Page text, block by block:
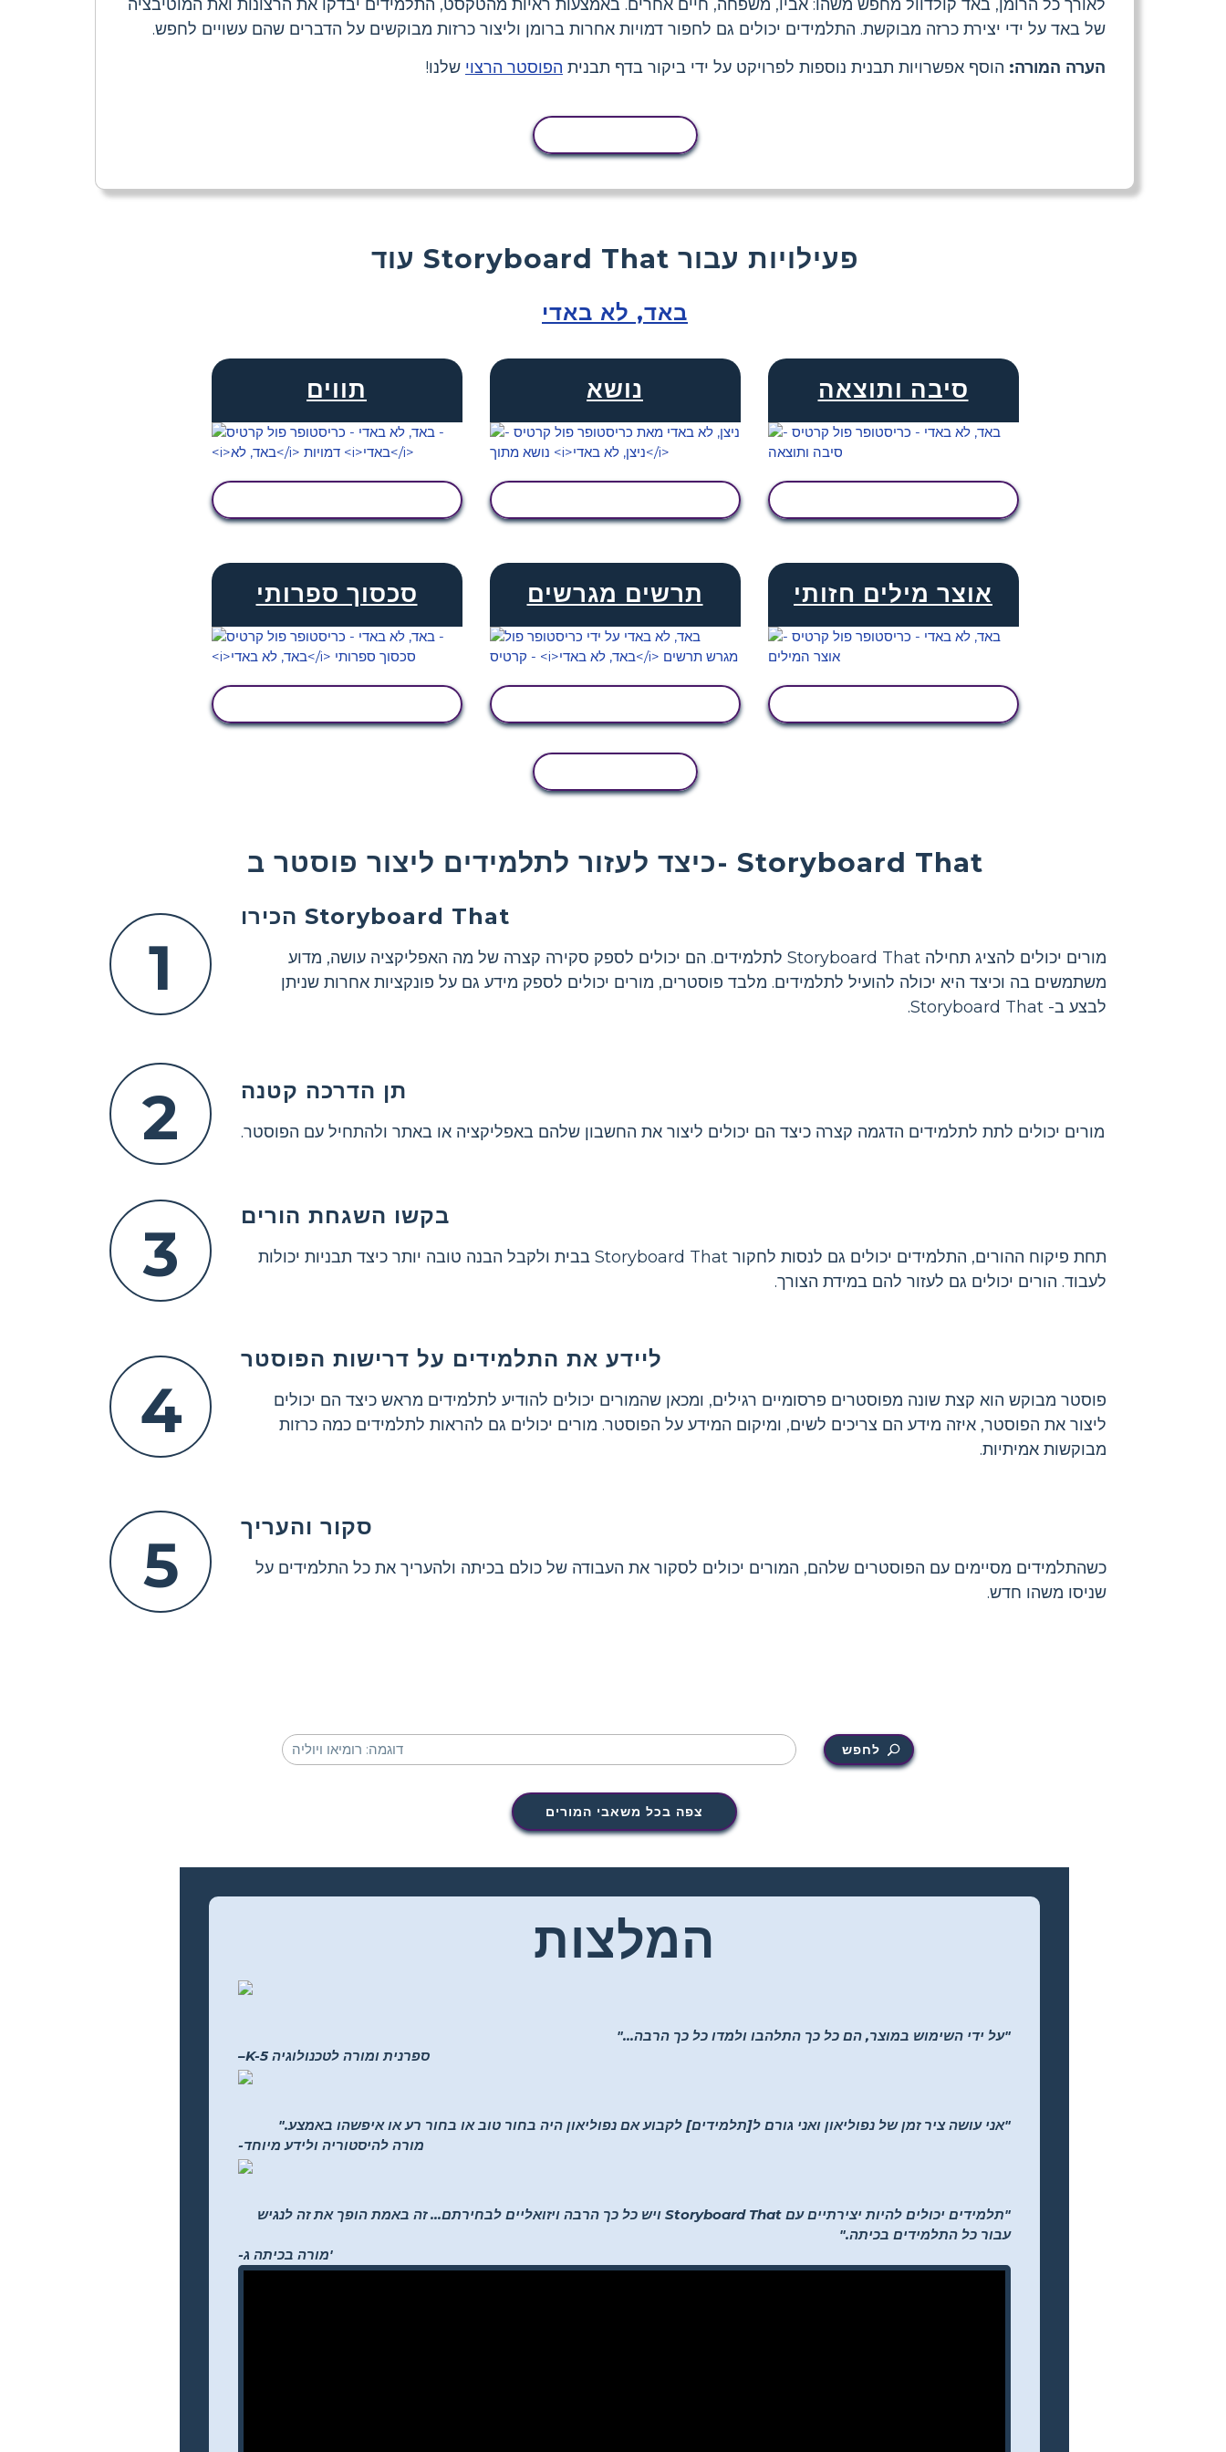
לאורך כל הרומן, באד קולדוול מחפש משהו: אביו, משפחה, חיים אחרים. באמצעות ראיות מהטקסט, התלמידים יבדקו את הרצונות ואת המוטיבציה
של באד על ידי יצירת כרזה מבוקשת. התלמידים יכולים גם לחפור דמויות אחרות ברומן וליצור כרזות מבוקשים על הדברים שהם עשויים לחפש.
הערה המורה: הוסף אפשרויות תבנית נוספות לפרויקט על ידי ביקור בדף תבנית הפוסטר הרצוי שלנו!
כיצד לעזור לתלמידים ליצור פוסטר ב- Storyboard That
1
הכירו Storyboard That
מורים יכולים להציג תחילה Storyboard That לתלמידים. הם יכולים לספק סקירה קצרה של מה האפליקציה עושה, מדוע
משתמשים בה וכיצד היא יכולה להועיל לתלמידים. מלבד פוסטרים, מורים יכולים לספק מידע גם על פונקציות אחרות שניתן
לבצע ב- Storyboard That.
2 תן הדרכה קטנה
מורים יכולים לתת לתלמידים הדגמה קצרה כיצד הם יכולים ליצור את החשבון שלהם באפליקציה או באתר ולהתחיל עם הפוסטר.
3
בקשו השגחת הורים
תחת פיקוח ההורים, התלמידים יכולים גם לנסות לחקור Storyboard That בבית ולקבל הבנה טובה יותר כיצד תבניות יכולות
לעבוד. הורים יכולים גם לעזור להם במידת הצורך.
4
ליידע את התלמידים על דרישות הפוסטר
פוסטר מבוקש הוא קצת שונה מפוסטרים פרסומיים רגילים, ומכאן שהמורים יכולים להודיע לתלמידים מראש כיצד הם יכולים
ליצור את הפוסטר, איזה מידע הם צריכים לשים, ומיקום המידע על הפוסטר. מורים יכולים גם להראות לתלמידים כמה כרזות
מבוקשות אמיתיות.
5
סקור והעריך
כשהתלמידים מסיימים עם הפוסטרים שלהם, המורים יכולים לסקור את העבודה של כולם בכיתה ולהעריך את כל התלמידים על
שניסו משהו חדש.
עוד Storyboard That פעילויות עבור
באד, לא באדי
תווים נושא סיבה ותוצאה
סכסוך ספרותי תרשים מגרשים אוצר מילים חזותי
לחפש
צפה בכל משאבי המורים
המלצות
"על ידי השימוש במוצר, הם כל כך התלהבו ולמדו כל כך הרבה..."
–K-5 ספרנית ומורה לטכנולוגיה
"אני עושה ציר זמן של נפוליאון ואני גורם ל[תלמידים] לקבוע אם נפוליאון היה בחור טוב או בחור רע או איפשהו באמצע."
-מורה להיסטוריה ולידע מיוחד
"תלמידים יכולים להיות יצירתיים עם Storyboard That ויש כל כך הרבה ויזואליים לבחירתם... זה באמת הופך את זה לנגיש
עבור כל התלמידים בכיתה."
-מורה בכיתה ג'